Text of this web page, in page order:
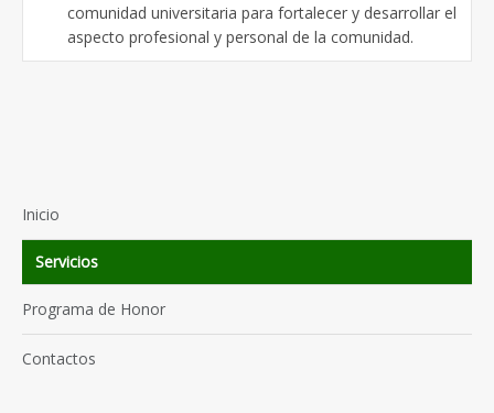
comunidad universitaria para fortalecer y desarrollar el
aspecto profesional y personal de la comunidad.
Inicio
Servicios
Programa de Honor
Contactos